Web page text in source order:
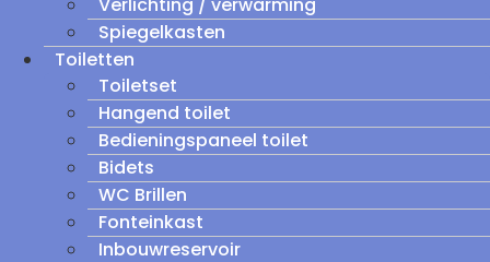
Spiegelkasten
Toiletten
Toiletset
Hangend toilet
Bedieningspaneel toilet
Bidets
WC Brillen
Fonteinkast
Inbouwreservoir